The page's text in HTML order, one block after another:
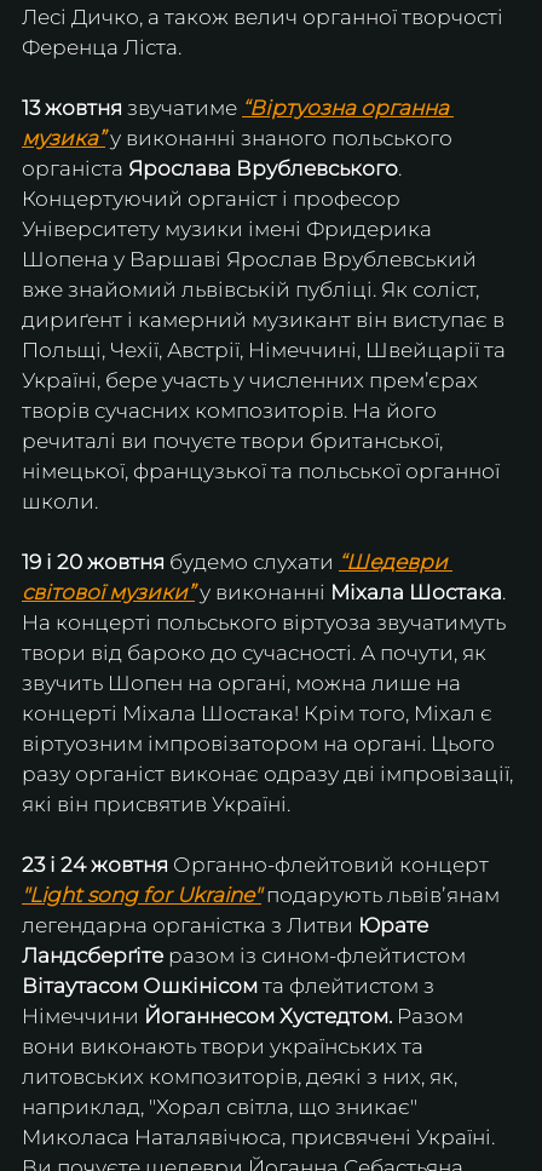
Лесі Дичко, а також велич органної творчості
Ференца Ліста.
13 жовтня звучатиме “Віртуозна органна
музика” у виконанні знаного польського
органіста Ярослава Врублевського.
Концертуючий органіст і професор
Університету музики імені Фридерика
Шопена у Варшаві Ярослав Врублевський
вже знайомий львівській публіці. Як соліст,
дириґент і камерний музикант він виступає в
Польщі, Чехії, Австрії, Німеччині, Швейцарії та
Україні, бере участь у численних прем’єрах
творів сучасних композиторів. На його
речиталі ви почуєте твори британської,
німецької, французької та польської органної
школи.
19 і 20 жовтня будемо слухати “Шедеври
світової музики” у виконанні Міхала Шостака.
На концерті польського віртуоза звучатимуть
твори від бароко до сучасності. А почути, як
звучить Шопен на органі, можна лише на
концерті Міхала Шостака! Крім того, Міхал є
віртуозним імпровізатором на органі. Цього
разу органіст виконає одразу дві імпровізації,
які він присвятив Україні.
23 і 24 жовтня Органно-флейтовий концерт
"Light song for Ukraine" подарують львівʼянам
легендарна органістка з Литви Юрате
Ландсберґіте разом із сином-флейтистом
Вітаутасом Ошкінісом та флейтистом з
Німеччини Йоганнесом Хустедтом. Разом
вони виконають твори українських та
литовських композиторів, деякі з них, як,
наприклад, "Хорал світла, що зникає"
Миколаса Наталявічюса, присвячені Україні.